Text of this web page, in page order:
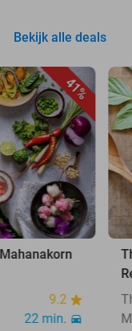
Bekijk alle deals
41%
9.2
22 min.